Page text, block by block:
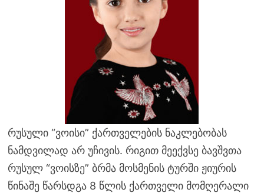
რუსული “ვოისი” ქართველების ნაკლებობას
ნამდვილად არ უჩივის. რიგით მეექვსე ბავშვთა
რუსულ “ვოისზე” ბრმა მოსმენის ტურში ჟიურის
წინაშე წარსდგა 8 წლის ქართველი მომღერალი